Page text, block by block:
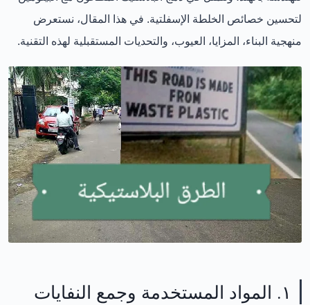
لتحسين خصائص الخلطة الإسفلتية. في هذا المقال، نستعرض
منهجية البناء، المزايا، العيوب، والتحديات المستقبلية لهذه التقنية.
١. المواد المستخدمة وجمع النفايات